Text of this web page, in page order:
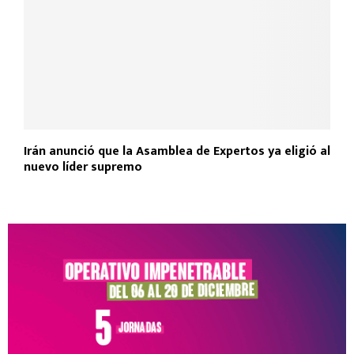
Irán anunció que la Asamblea de Expertos ya eligió al
nuevo líder supremo